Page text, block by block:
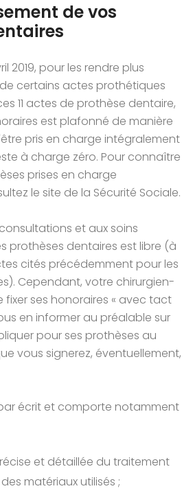
de vos
2019, pour les rendre plus
certains actes prothétiques
11 actes de prothèse dentaire,
est plafonné de manière
pris en charge intégralement
à charge zéro. Pour connaître
prises en charge
le site de la Sécurité Sociale.
et aux soins
prothèses dentaires est libre (à
cités précédemment pour les
Cependant, votre chirurgien-
ses honoraires « avec tact
en informer au préalable sur
pour ses prothèses au
vous signerez, éventuellement,
écrit et comporte notamment
et détaillée du traitement
matériaux utilisés ;